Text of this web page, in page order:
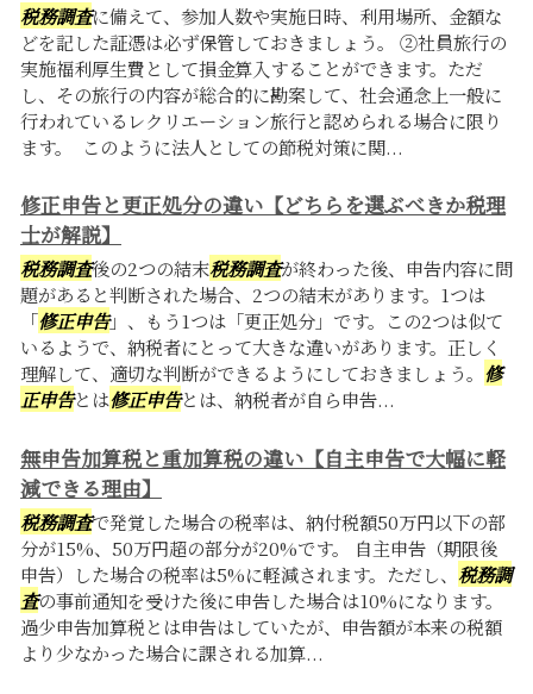
税務調査に備えて、参加人数や実施日時、利用場所、金額な
どを記した証憑は必ず保管しておきましょう。 ②社員旅行の
実施福利厚生費として損金算入することができます。ただ
し、その旅行の内容が総合的に勘案して、社会通念上一般に
行われているレクリエーション旅行と認められる場合に限り
ます。 このように法人としての節税対策に関...
修正申告と更正処分の違い【どちらを選ぶべきか税理
士が解説】
税務調査後の2つの結末税務調査が終わった後、申告内容に問
題があると判断された場合、2つの結末があります。1つは
「修正申告」、もう1つは「更正処分」です。この2つは似て
いるようで、納税者にとって大きな違いがあります。正しく
理解して、適切な判断ができるようにしておきましょう。 修
正申告とは修正申告とは、納税者が自ら申告...
無申告加算税と重加算税の違い【自主申告で大幅に軽
減できる理由】
税務調査で発覚した場合の税率は、納付税額50万円以下の部
分が15%、50万円超の部分が20%です。 自主申告（期限後
申告）した場合の税率は5%に軽減されます。ただし、 税務調
査の事前通知を受けた後に申告した場合は10%になります。
過少申告加算税とは申告はしていたが、申告額が本来の税額
より少なかった場合に課される加算...